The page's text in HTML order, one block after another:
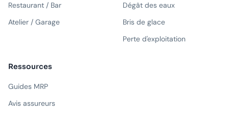
Restaurant / Bar
Atelier / Garage
Dégât des eaux
Bris de glace
Perte d'exploitation
Ressources
Guides MRP
Avis assureurs